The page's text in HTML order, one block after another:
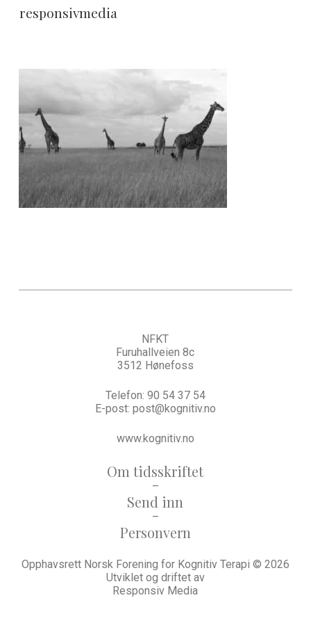
responsivmedia
Om tidsskriftet
–
Send inn
–
Personvern
Opphavsrett Norsk Forening for Kognitiv Terapi © 2026
Utviklet og driftet av
Responsiv Media
NFKT
Furuhallveien 8c
3512 Hønefoss
Telefon: 90 54 37 54
E-post: post@kognitiv.no
www.kognitiv.no